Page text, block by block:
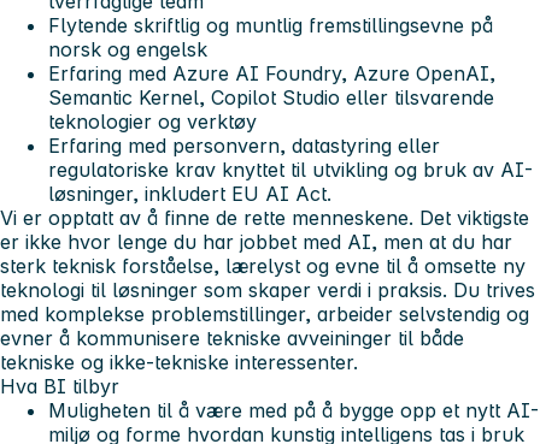
Flytende skriftlig og muntlig fremstillingsevne på
norsk og engelsk
Erfaring med Azure AI Foundry, Azure OpenAI,
Semantic Kernel, Copilot Studio eller tilsvarende
teknologier og verktøy
Erfaring med personvern, datastyring eller
regulatoriske krav knyttet til utvikling og bruk av AI-
løsninger, inkludert EU AI Act.
Vi er opptatt av å finne de rette menneskene. Det viktigste
er ikke hvor lenge du har jobbet med AI, men at du har
sterk teknisk forståelse, lærelyst og evne til å omsette ny
teknologi til løsninger som skaper verdi i praksis. Du trives
med komplekse problemstillinger, arbeider selvstendig og
evner å kommunisere tekniske avveininger til både
tekniske og ikke-tekniske interessenter.
Hva BI tilbyr
Muligheten til å være med på å bygge opp et nytt AI-
miljø og forme hvordan kunstig intelligens tas i bruk